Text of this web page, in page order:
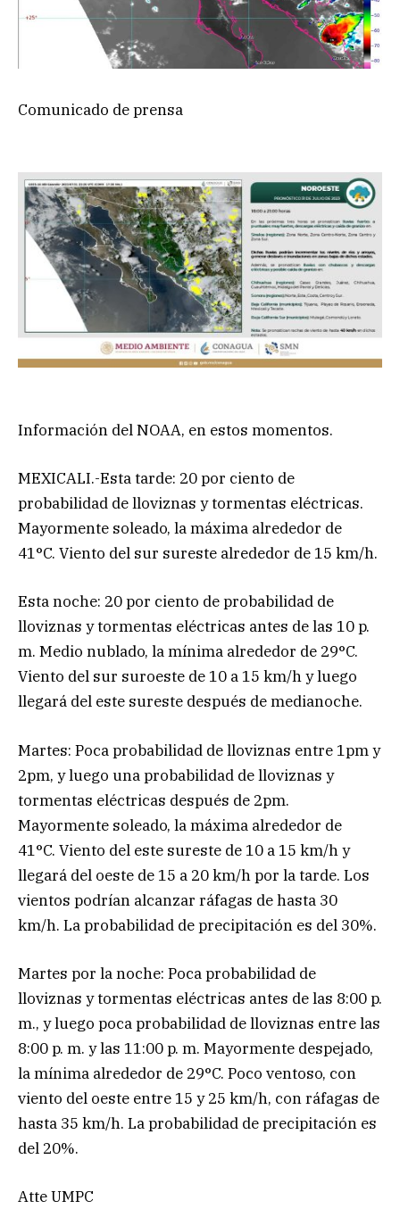
Comunicado de prensa
Información del NOAA, en estos momentos.
MEXICALI.-Esta tarde: 20 por ciento de
probabilidad de lloviznas y tormentas eléctricas.
Mayormente soleado, la máxima alrededor de
41°C. Viento del sur sureste alrededor de 15 km/h.
Esta noche: 20 por ciento de probabilidad de
lloviznas y tormentas eléctricas antes de las 10 p.
m. Medio nublado, la mínima alrededor de 29°C.
Viento del sur suroeste de 10 a 15 km/h y luego
llegará del este sureste después de medianoche.
Martes: Poca probabilidad de lloviznas entre 1pm y
2pm, y luego una probabilidad de lloviznas y
tormentas eléctricas después de 2pm.
Mayormente soleado, la máxima alrededor de
41°C. Viento del este sureste de 10 a 15 km/h y
llegará del oeste de 15 a 20 km/h por la tarde. Los
vientos podrían alcanzar ráfagas de hasta 30
km/h. La probabilidad de precipitación es del 30%.
Martes por la noche: Poca probabilidad de
lloviznas y tormentas eléctricas antes de las 8:00 p.
m., y luego poca probabilidad de lloviznas entre las
8:00 p. m. y las 11:00 p. m. Mayormente despejado,
la mínima alrededor de 29°C. Poco ventoso, con
viento del oeste entre 15 y 25 km/h, con ráfagas de
hasta 35 km/h. La probabilidad de precipitación es
del 20%.
Atte UMPC